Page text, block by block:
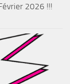
2026 !!!